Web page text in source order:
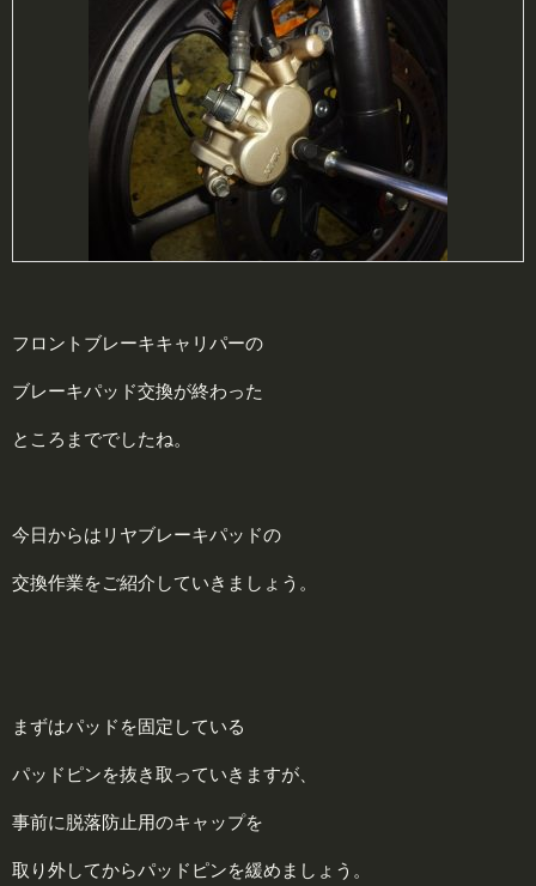
フロントブレーキキャリパーの
ブレーキパッド交換が終わった
ところまででしたね。
今日からはリヤブレーキパッドの
交換作業をご紹介していきましょう。
まずはパッドを固定している
パッドピンを抜き取っていきますが、
事前に脱落防止用のキャップを
取り外してからパッドピンを緩めましょう。